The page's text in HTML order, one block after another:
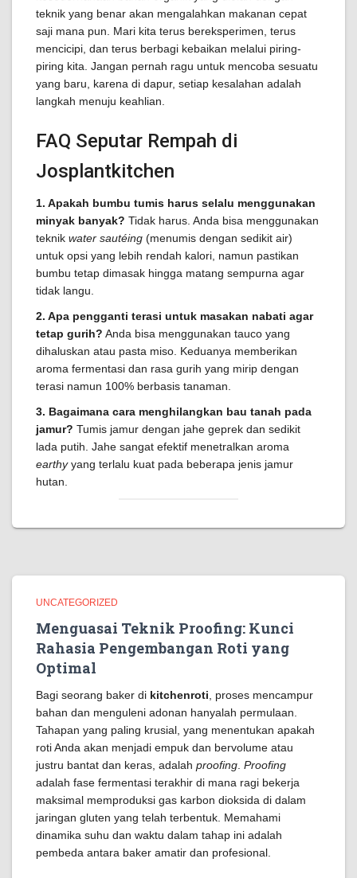
teknik yang benar akan mengalahkan makanan cepat
saji mana pun. Mari kita terus bereksperimen, terus
mencicipi, dan terus berbagi kebaikan melalui piring-
piring kita. Jangan pernah ragu untuk mencoba sesuatu
yang baru, karena di dapur, setiap kesalahan adalah
langkah menuju keahlian.
FAQ Seputar Rempah di
Josplantkitchen
1. Apakah bumbu tumis harus selalu menggunakan
minyak banyak? Tidak harus. Anda bisa menggunakan
teknik water sautéing (menumis dengan sedikit air)
untuk opsi yang lebih rendah kalori, namun pastikan
bumbu tetap dimasak hingga matang sempurna agar
tidak langu.
2. Apa pengganti terasi untuk masakan nabati agar
tetap gurih? Anda bisa menggunakan tauco yang
dihaluskan atau pasta miso. Keduanya memberikan
aroma fermentasi dan rasa gurih yang mirip dengan
terasi namun 100% berbasis tanaman.
3. Bagaimana cara menghilangkan bau tanah pada
jamur? Tumis jamur dengan jahe geprek dan sedikit
lada putih. Jahe sangat efektif menetralkan aroma
earthyyang terlalu kuat pada beberapa jenis jamur
hutan.
UNCATEGORIZED
Menguasai Teknik Proofing: Kunci
Rahasia Pengembangan Roti yang
Optimal
Bagi seorang baker di kitchenroti , proses mencampur
bahan dan menguleni adonan hanyalah permulaan.
Tahapan yang paling krusial, yang menentukan apakah
roti Anda akan menjadi empuk dan bervolume atau
justru bantat dan keras, adalah proofing Proofing
adalah fase fermentasi terakhir di mana ragi bekerja
maksimal memproduksi gas karbon dioksida di dalam
jaringan gluten yang telah terbentuk. Memahami
dinamika suhu dan waktu dalam tahap ini adalah
pembeda antara baker amatir dan profesional.